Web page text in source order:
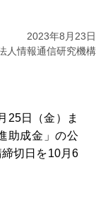
2023年8月23日
人情報通信研究機構
25日（金）ま
助成金」の公
切日を10月6